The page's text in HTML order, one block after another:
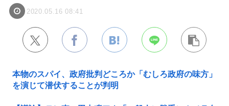
2020.05.16 08:41
本物のスパイ、政府批判どころか「むしろ政府の味方」
を演じて潜伏することが判明